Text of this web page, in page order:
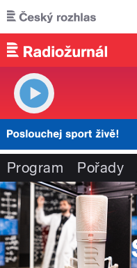
Přejít k hlavnímu obsahu
Program Pořady